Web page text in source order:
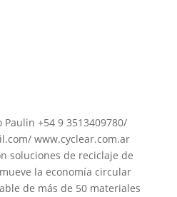
Paulin +54 9 3513409780/
www.cyclear.com.ar
soluciones de reciclaje de
la economía circular
de más de 50 materiales